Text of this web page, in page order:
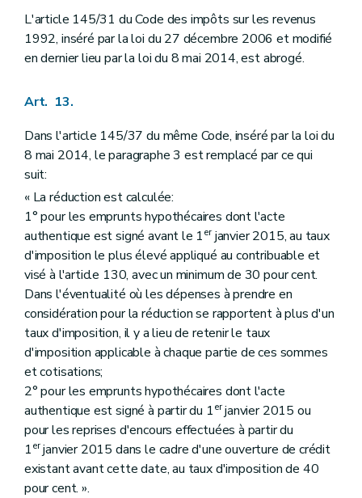
L'article 145/31 du Code des impôts sur les revenus
1992, inséré par la loi du 27 décembre 2006 et modifié
en dernier lieu par la loi du 8 mai 2014, est abrogé.
Art. 13.
Dans l'article 145/37 du même Code, inséré par la loi du
8 mai 2014, le paragraphe 3 est remplacé par ce qui
suit:
« La réduction est calculée:
1° pour les emprunts hypothécaires dont l'acte
authentique est signé avant le 1erjanvier 2015, au taux
d'imposition le plus élevé appliqué au contribuable et
visé à l'article 130, avec un minimum de 30 pour cent.
Dans l'éventualité où les dépenses à prendre en
considération pour la réduction se rapportent à plus d'un
taux d'imposition, il y a lieu de retenir le taux
d'imposition applicable à chaque partie de ces sommes
et cotisations;
2° pour les emprunts hypothécaires dont l'acte
authentique est signé à partir du 1erjanvier 2015 ou
pour les reprises d'encours effectuées à partir du
1erjanvier 2015 dans le cadre d'une ouverture de crédit
existant avant cette date, au taux d'imposition de 40
pour cent. ».